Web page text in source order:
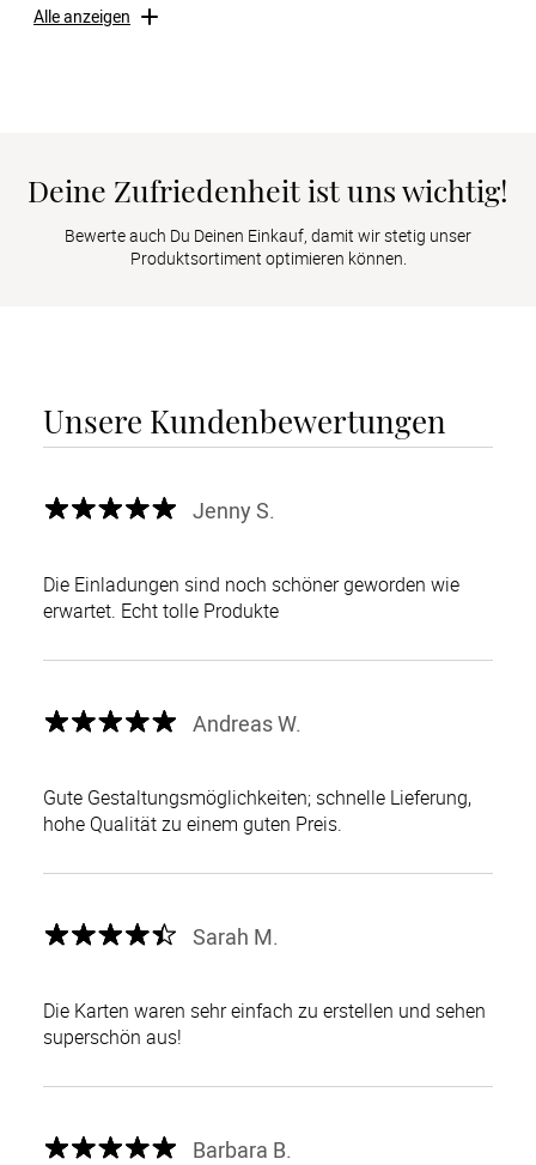
Alle anzeigen
Deine Zufriedenheit ist uns wichtig!
Bewerte auch Du Deinen Einkauf, damit wir stetig unser
Produktsortiment optimieren können.
Unsere Kundenbewertungen
Jenny S.
Die Einladungen sind noch schöner geworden wie
erwartet. Echt tolle Produkte
Andreas W.
Gute Gestaltungsmöglichkeiten; schnelle Lieferung,
hohe Qualität zu einem guten Preis.
Sarah M.
Die Karten waren sehr einfach zu erstellen und sehen
superschön aus!
Barbara B.